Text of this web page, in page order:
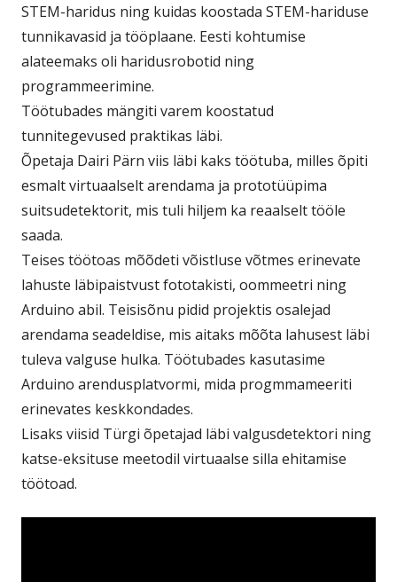
STEM-haridus ning kuidas koostada STEM-hariduse
tunnikavasid ja tööplaane. Eesti kohtumise
alateemaks oli haridusrobotid ning
programmeerimine.
Töötubades mängiti varem koostatud
tunnitegevused praktikas läbi.
Õpetaja Dairi Pärn viis läbi kaks töötuba, milles õpiti
esmalt virtuaalselt arendama ja prototüüpima
suitsudetektorit, mis tuli hiljem ka reaalselt tööle
saada.
Teises töötoas mõõdeti võistluse võtmes erinevate
lahuste läbipaistvust fototakisti, oommeetri ning
Arduino abil. Teisisõnu pidid projektis osalejad
arendama seadeldise, mis aitaks mõõta lahusest läbi
tuleva valguse hulka. Töötubades kasutasime
Arduino arendusplatvormi, mida progmmameeriti
erinevates keskkondades.
Lisaks viisid Türgi õpetajad läbi valgusdetektori ning
katse-eksituse meetodil virtuaalse silla ehitamise
töötoad.